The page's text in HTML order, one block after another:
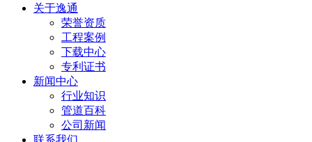
关于逸通
荣誉资质
工程案例
下载中心
专利证书
新闻中心
行业知识
管道百科
公司新闻
联系我们